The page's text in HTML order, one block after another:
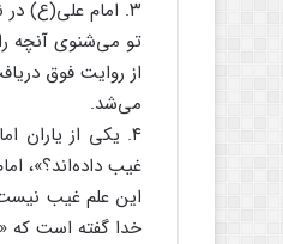
۳. امام علی(ع) در نهج‌البلاغه به نقل از رسول خدا(ص) درباره خود می‌گوید:
تو می‌شنوی آنچه
از روایت فوق
می‌شد.
۴. یکی از
غیب داده‌اند؟»،
این علم غیب
خدا گفته است که